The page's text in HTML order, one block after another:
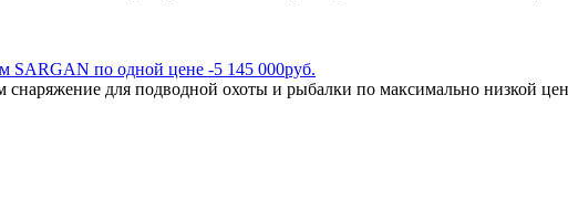
по одной цене -5 145 000руб.
для подводной охоты и рыбалки по максимально низкой